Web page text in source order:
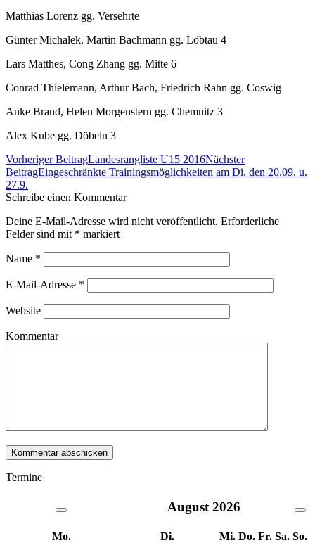
Matthias Lorenz gg. Versehrte
Günter Michalek, Martin Bachmann gg. Löbtau 4
Lars Matthes, Cong Zhang gg. Mitte 6
Conrad Thielemann, Arthur Bach, Friedrich Rahn gg. Coswig
Anke Brand, Helen Morgenstern gg. Chemnitz 3
Alex Kube gg. Döbeln 3
Beitrags-
Navigation
Vorheriger BeitragLandesrangliste U15 2016Nächster
BeitragEingeschränkte Trainingsmöglichkeiten am Di, den 20.09. u.
27.9.
Schreibe einen Kommentar
Deine E-Mail-Adresse wird nicht veröffentlicht. Erforderliche
Felder sind mit * markiert
Name *
E-Mail-Adresse *
Website
Kommentar
Termine
August 2026
Mo. Di. Mi. Do. Fr. Sa. So.